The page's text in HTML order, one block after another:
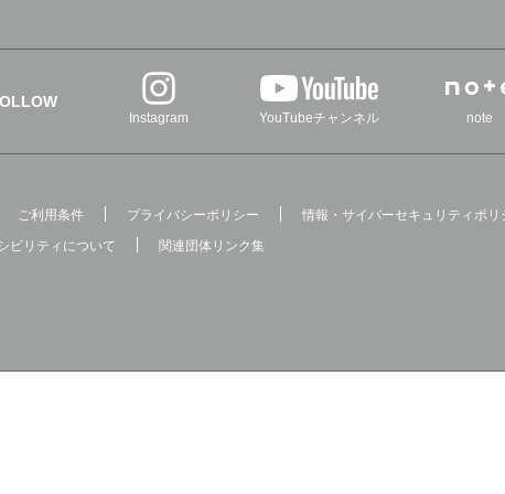
Instagram YouTubeチャンネル note
ご利用条件 プライバシーポリシー
情報・サイバーセキュリティポリ
ビリティについて
関連団体リンク集